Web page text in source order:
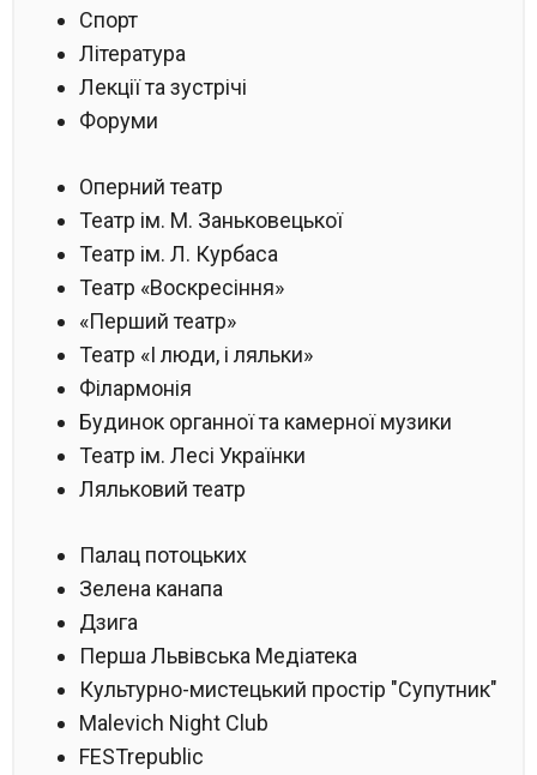
Спорт
Література
Лекції та зустрічі
Форуми
Оперний театр
Театр ім. М. Заньковецької
Театр ім. Л. Курбаса
Театр «Воскресіння»
«Перший театр»
Театр «І люди, і ляльки»
Філармонія
Будинок органної та камерної музики
Театр ім. Лесі Українки
Ляльковий театр
Палац потоцьких
Зелена канапа
Дзига
Перша Львівська Медіатека
Культурно-мистецький простір "Супутник"
Malevich Night Club
FESTrepublic